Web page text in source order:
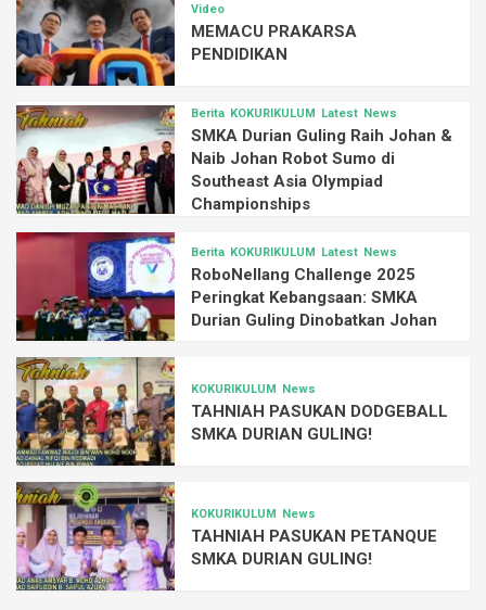
Video
MEMACU PRAKARSA
PENDIDIKAN
Berita KOKURIKULUM Latest News
SMKA Durian Guling Raih Johan &
Naib Johan Robot Sumo di
Southeast Asia Olympiad
Championships
Berita KOKURIKULUM Latest News
RoboNellang Challenge 2025
Peringkat Kebangsaan: SMKA
Durian Guling Dinobatkan Johan
KOKURIKULUM News
TAHNIAH PASUKAN DODGEBALL
SMKA DURIAN GULING!
KOKURIKULUM News
TAHNIAH PASUKAN PETANQUE
SMKA DURIAN GULING!